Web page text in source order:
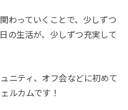
わっていくことで、少しずつ
の生活が、少しずつ充実して
ニティ、オフ会などに初めて
ルカムです！